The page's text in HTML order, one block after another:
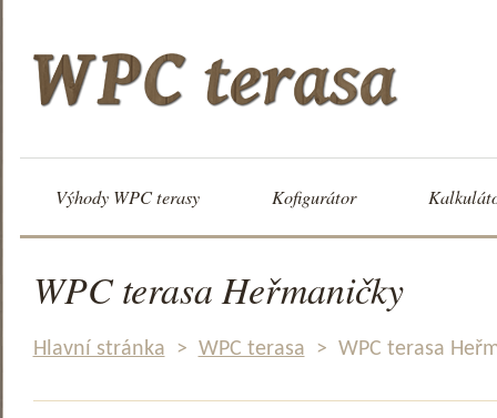
Výhody WPC terasy Kofigurátor
WPC terasa Heřmaničky
Hlavní stránka > WPC terasa > WPC terasa